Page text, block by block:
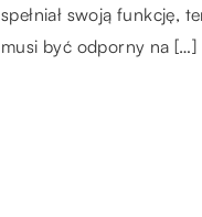
obowiązkowe. Każdemu
pracownikowi, który
spełniał swoją funkcję,
musi być odporny na […]
względem estetycznym
wielu stylach i […]